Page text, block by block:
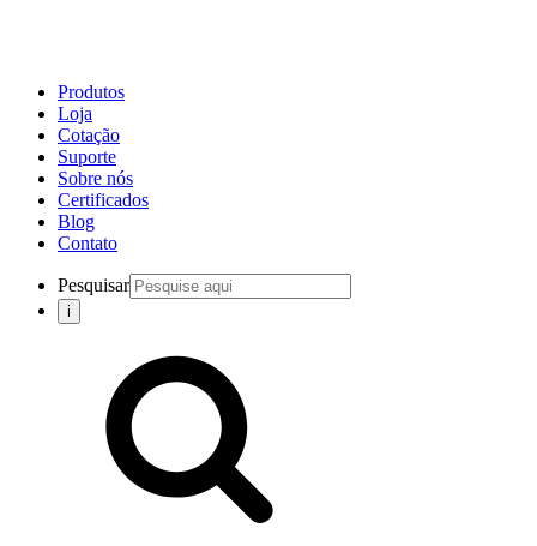
Produtos
Loja
Cotação
Suporte
Sobre nós
Certificados
Blog
Contato
Pesquisar